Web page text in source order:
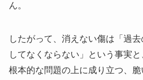
ん。
したがって、消えない傷は「過
してなくならない」という事実
根本的な問題の上に成り立つ、脆